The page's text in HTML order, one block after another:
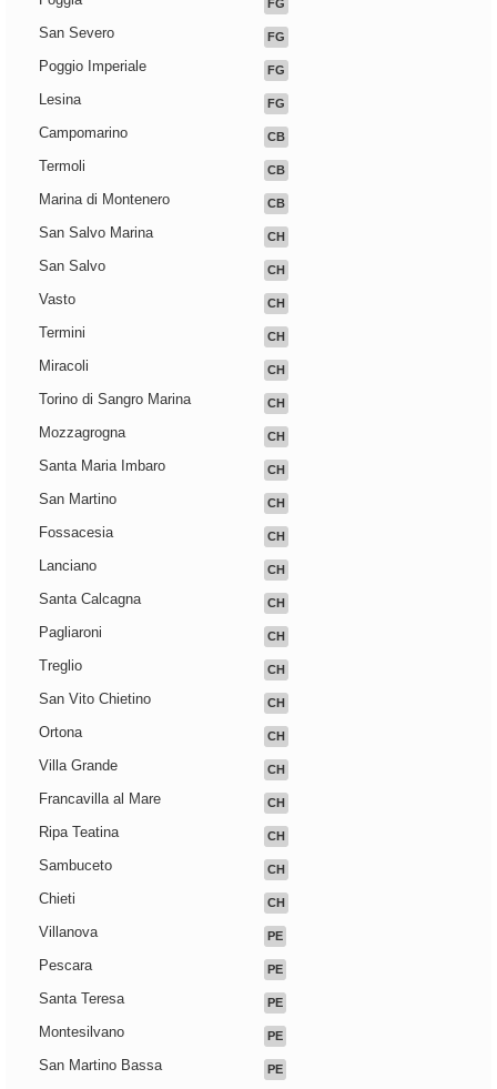
FG
San Severo FG
Poggio Imperiale FG
Lesina FG
Campomarino CB
Termoli CB
Marina di Montenero CB
San Salvo Marina CH
San Salvo CH
Vasto CH
Termini CH
Miracoli CH
Torino di Sangro Marina CH
Mozzagrogna CH
Santa Maria Imbaro CH
San Martino CH
Fossacesia CH
Lanciano CH
Santa Calcagna CH
Pagliaroni CH
Treglio CH
San Vito Chietino CH
Ortona CH
Villa Grande CH
Francavilla al Mare CH
Ripa Teatina CH
Sambuceto CH
Chieti CH
Villanova PE
Pescara PE
Santa Teresa PE
Montesilvano PE
San Martino Bassa PE